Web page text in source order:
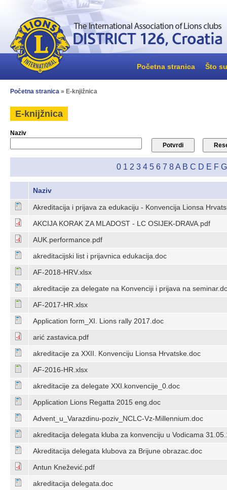
Početna stranica Što
Početna stranica » E-knjižnica
E-knijžnica
Naziv
0 1 2 3 4 5 6 7 8 A B C D E F G
Naziv
Akreditacija i prijava za edukaciju - Konvencija Lionsa
AKCIJA KORAK ZA MLADOST - LC OSIJEK-DRAVA.pdf
AUK.performance.pdf
akreditacijski list i prijavnica edukacija.doc
AF-2018-HRV.xlsx
akreditacije za delegate na Konvenciji i prijava na
AF-2017-HR.xlsx
Application form_XI. Lions rally 2017.doc
arić zastavica.pdf
akreditacije za XXII. Konvenciju Lionsa Hrvatske.doc
AF-2016-HR.xlsx
akreditacije za delegate XXI.konvencije_0.doc
Application Lions Regatta 2015 eng.doc
Advent_u_Varazdinu-poziv_NCLC-Vz-Millennium.doc
akreditacija delegata kluba za konvenciju u Vodicama
Akreditacija delegata klubova za Brijune obrazac.doc
Antun Knežević.pdf
akreditacija delegata.doc